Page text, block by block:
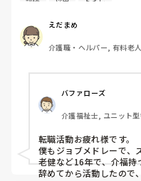
ならと思い行ったのです
で送られてきていたメッ
現地でも、お時間をい
ジも送ったのですが、一
失礼な施設だな…と思う
どのみちそこには応募す
いのですが、見学の時に
だかもやもやします。(
内してくれましたが、な
したように笑ってきたり
変に決まってるから夜勤
えだまめ
介護職・ヘルパー, 有料老
バファローズ
介護福祉士, ユニット
転職活動お疲れ様です。
僕もジョブメドレーで、
老健など16年で、介福持
辞めてから活動したので